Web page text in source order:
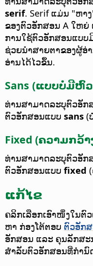
serif. Serif ແມ່ນ "ຫາ
ຂອງຕົວອັກສອນ A ໃຫຍ່
ການໃຊ້ຕົວອັກສອນແບບ
ຊ່ວຍນຳສາຍຕາຂອງຜູ້ອ່
ອ່ານໄດ້ໄວຂຶ້ນ.
Sans (ແບບບໍ່ມີຫົ
ທ່ານສາມາດລະບຸຕົວອັກ
ຕົວອັກສອນແບບ sans (
Fixed (ຄວາມກວ້
ທ່ານສາມາດລະບຸຕົວອັກ
ຕົວອັກສອນແບບ fixed
ແກ້ໄຂ
ຄລິກເລືອກເອົາໜຶ່ງໃນຕົ
ຫາ ກ່ອງໂຕ້ຕອບ ຕົວອັກ
ອັກສອນ ແລະ ຄຸນລັກສ
ສຳລັບຕົວອັກສອນທີ່ກຳນົ